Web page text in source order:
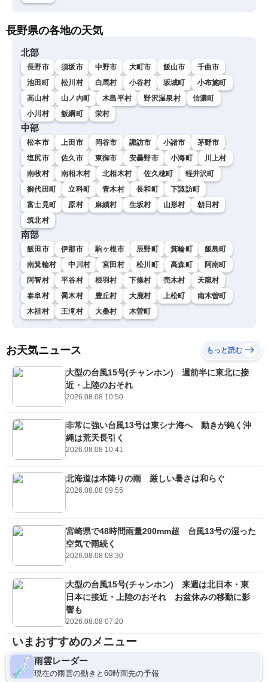
長野県の各地の天気
北部
長野市 須坂市 中野市 大町市 飯山市
千曲市
池田町
松川村 白馬村 小谷村 坂城町
小布施町
高山村
山ノ内町 木島平村 野沢温泉村
信濃町
小川村
飯綱町 栄村
中部
松本市 上田市 岡谷市 諏訪市 小諸市
茅野市
塩尻市
佐久市 東御市 安曇野市 小海町
川上村
南牧村
南相木村 北相木村 佐久穂町
軽井沢町
御代田町
立科町 青木村 長和町
下諏訪町
富士見町
原村 麻績村 生坂村 山形村
朝日村
筑北村
南部
飯田市 伊那市 駒ヶ根市 辰野町 箕輪町
飯島町
南箕輪村
中川村 宮田村 松川町 高森町
阿南町
阿智村
平谷村 根羽村 下條村 売木村
天龍村
泰阜村
喬木村 豊丘村 大鹿村 上松町
南木曽町
木祖村
王滝村 大桑村 木曽町
お天気ニュース もっと読む
大型の台風15号(チャンホン) 週前半に東北に接
近・上陸のおそれ
2026.08.08 10:50
非常に強い台風13号は東シナ海へ 動きが鈍く沖
縄は荒天長引く
2026.08.08 10:41
北海道は本降りの雨 厳しい暑さは和らぐ
2026.08.08 09:55
宮崎県で48時間雨量200mm超 台風13号の湿った
空気で雨続く
2026.08.08 08:30
大型の台風15号(チャンホン) 来週は北日本・東
日本に接近・上陸のおそれ お盆休みの移動に影
響も
2026.08.08 07:20
いまおすすめのメニュー
雨雲レーダー
現在の雨雲の動きと60時間先の予報